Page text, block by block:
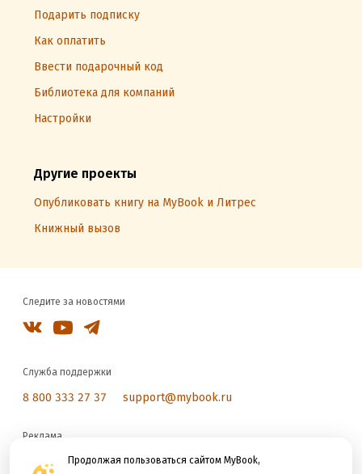
Продолжая пользоваться сайтом MyBook,
Подарить подписку
Как оплатить
Ввести подарочный код
Библиотека для компаний
Настройки
Другие проекты
Опубликовать книгу на MyBook и Литрес
Книжный вызов
Следите за новостями
Служба поддержки
8 800 333 27 37 support@mybook.ru
Реклама
reklama@litres.ru